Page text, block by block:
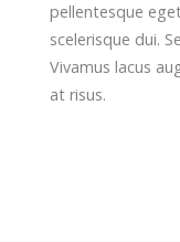
pellentesque
scelerisque dui.
Vivamus lacus
at risus.